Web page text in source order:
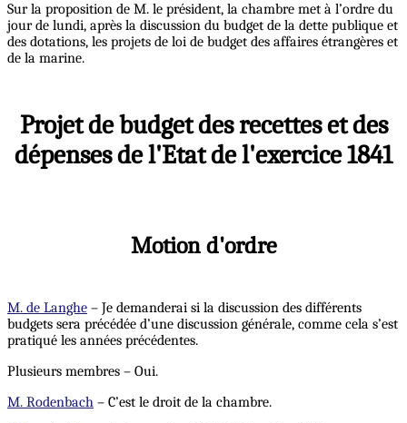
Sur la proposition de M. le président, la chambre met à l’ordre du
jour de lundi, après la discussion du budget de la dette publique et
des dotations, les projets de loi de budget des affaires étrangères et
de la marine.
Projet de budget des recettes et des
dépenses de l'Etat de l'exercice 1841
Motion d'ordre
M. de Langhe – Je demanderai si la discussion des différents
budgets sera précédée d’une discussion générale, comme cela s’est
pratiqué les années précédentes.
Plusieurs membres – Oui.
M. Rodenbach – C’est le droit de la chambre.